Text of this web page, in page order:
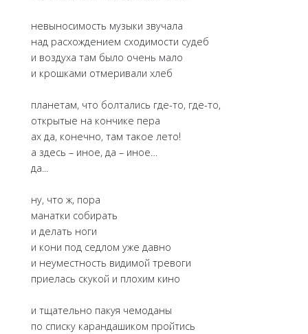
невыносимость музыки звучала
над расхождением сходимости судеб
и воздуха там было очень мало
и крошками отмеривали хлеб
планетам, что болтались где-то, где-то,
открытые на кончике пера
ах да, конечно, там такое лето!
а здесь – иное, да – иное…
да...
ну, что ж, пора
манатки собирать
и делать ноги
и кони под седлом уже давно
и неуместность видимой тревоги
приелась скукой и плохим кино
и тщательно пакуя чемоданы
по списку карандашиком пройтись